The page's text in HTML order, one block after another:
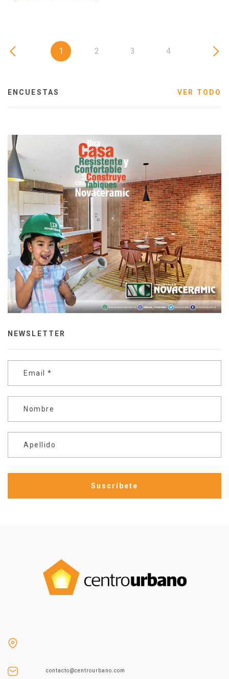
1 2 3 4
ENCUESTAS VER TODO
NEWSLETTER
Email *
Nombre
Apellido
contacto@centrourbano.com